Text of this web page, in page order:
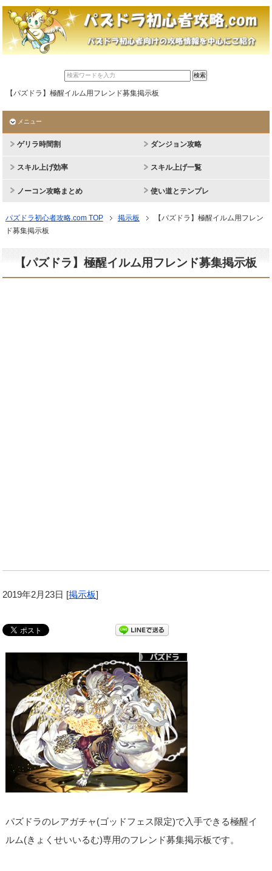
【パズドラ】極醒イルム用フレンド募集掲示板
メニュー
ゲリラ時間割 ダンジョン攻略
スキル上げ効率 スキル上げ一覧
ノーコン攻略まとめ 使い道とテンプレ
パズドラ初心者攻略.com TOP 掲示板
【パズドラ】極醒イルム用フレン
ド募集掲示板
【パズドラ】極醒イルム用フレンド募集掲示板
2019年2月23日 [掲示板]
パズドラのレアガチャ(ゴッドフェス限定)で入手できる極醒イ
ルム(きょくせいいるむ)専用のフレンド募集掲示板です。